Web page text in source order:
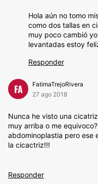
Hola aún no tomo
como dos tallas en
muy poco cambió
levantadas estoy
Responder
FA
FatimaTrejoRivera
27 ago 2018
Nunca he visto una
muy arriba o me
abdominoplastia pero ese
la cicactriz!!!
Responder